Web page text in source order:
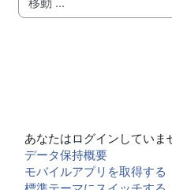
移動 ...
あなたはログインしていま
データ保持概要
モバイルアプリを取得する